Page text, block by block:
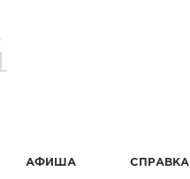
АФИША СПРАВКА